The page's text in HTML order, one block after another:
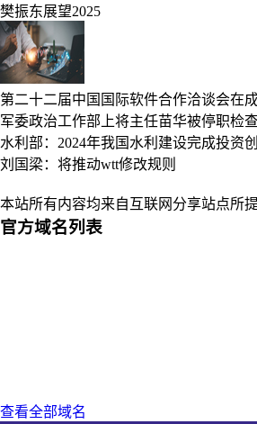
樊振东展望2025
第二十二届中国国际软件合作洽谈会在
军委政治工作部上将主任苗华被停职检
水利部：2024年我国水利建设完成投资
刘国梁：将推动wtt修改规则
本站所有内容均来自互联网分享站点所
官方域名列表
查看全部域名